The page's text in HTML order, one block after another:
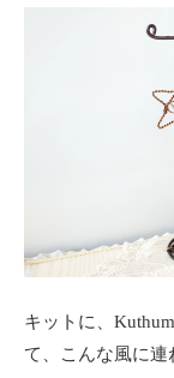
キットに、
て、こんな風に連